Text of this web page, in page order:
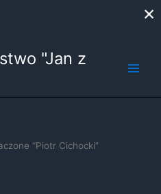
"Jan z
“Piotr Cichocki”
×